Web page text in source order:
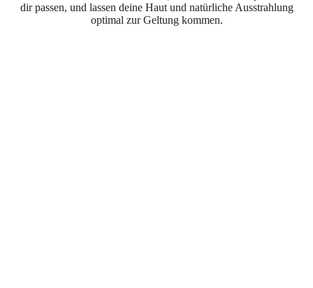
dir passen, und lassen deine Haut und natürliche Ausstrahlung
optimal zur Geltung kommen.